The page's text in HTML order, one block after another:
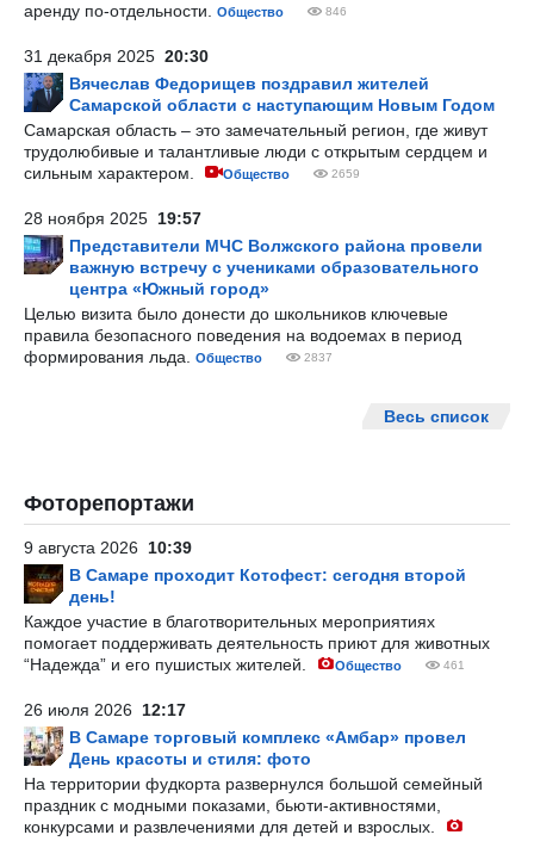
аренду по-отдельности.
Общество 846
31 декабря 2025 20:30
Вячеслав Федорищев поздравил жителей
Самарской области с наступающим Новым Годом
Самарская область – это замечательный регион, где живут
трудолюбивые и талантливые люди с открытым сердцем и
сильным характером.
Общество 2659
28 ноября 2025 19:57
Представители МЧС Волжского района провели
важную встречу с учениками образовательного
центра «Южный город»
Целью визита было донести до школьников ключевые
правила безопасного поведения на водоемах в период
формирования льда.
Общество 2837
Весь список
Фоторепортажи
9 августа 2026 10:39
В Самаре проходит Котофест: сегодня второй
день!
Каждое участие в благотворительных мероприятиях
помогает поддерживать деятельность приют для животных
“Надежда” и его пушистых жителей.
Общество 461
26 июля 2026 12:17
В Самаре торговый комплекс «Амбар» провел
День красоты и стиля: фото
На территории фудкорта развернулся большой семейный
праздник с модными показами, бьюти-активностями,
конкурсами и развлечениями для детей и взрослых.